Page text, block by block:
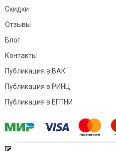
Скидки
Отзывы
Блог
Контакты
Публикация в ВАК
Публикация в РИНЦ
Публикация в ЕГПНИ